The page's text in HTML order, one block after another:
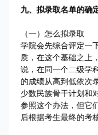
九、拟录取名单的确
（一）怎么拟录取
学院会先综合评定一
质，在这个基础之上
说，在同一个二级学
的成绩从高到低依次
少数民族骨干计划和
参照这个办法，但它
后根据考生最终的考